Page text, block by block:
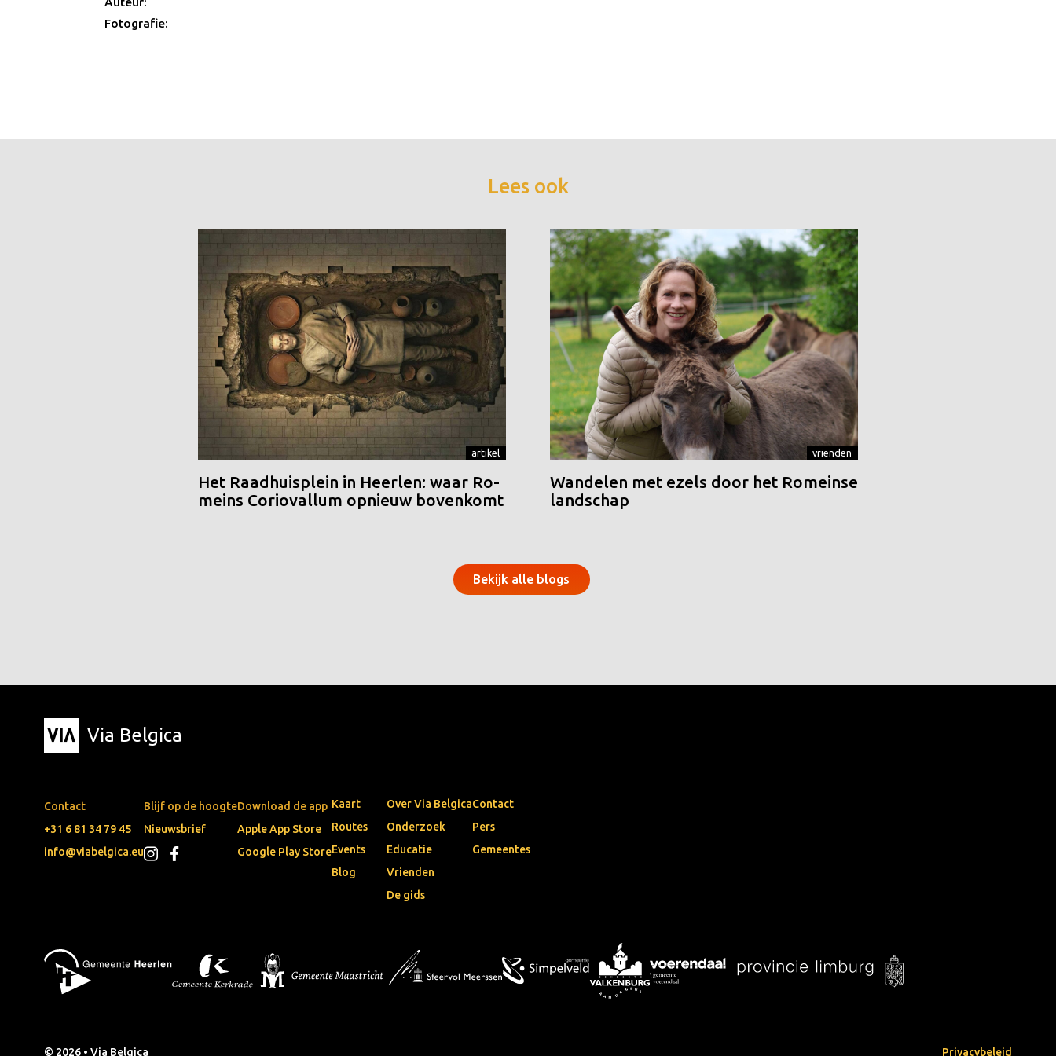
Fotografie:
Lees ook
artikel
Het Raadhuisplein in Heerlen: waar Ro-
meins Coriovallum opnieuw bovenkomt
vrienden
Wandelen met ezels door het Romeinse
landschap
Bekijk alle blogs
Via Belgica
Contact
+31 6 81 34 79 45
info@viabelgica.eu
Blijf op de hoogte
Nieuwsbrief
Download de app
Apple App Store
Google Play Store
Kaart
Routes
Events
Blog
Over Via Belgica
Onderzoek
Educatie
Vrienden
De gids
Contact
Pers
Gemeentes
© 2026 • Via Belgica Privacybeleid